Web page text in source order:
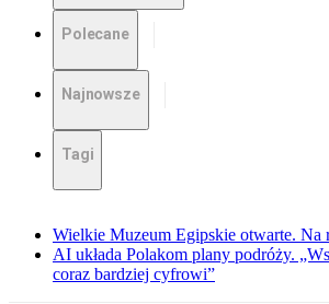
Polecane
Najnowsze
Tagi
Wielkie Muzeum Egipskie otwarte. Na
AI układa Polakom plany podróży.
coraz bardziej cyfrowi”